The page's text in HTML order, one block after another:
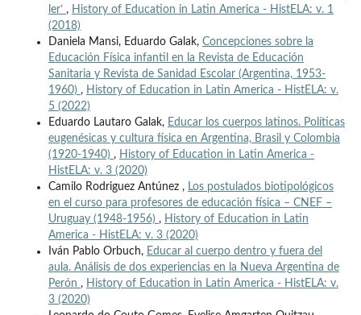
ler’ , History of Education in Latin America - HistELA: v. 1
(2018)
Daniela Mansi, Eduardo Galak, Concepciones sobre la
Educación Física infantil en la Revista de Educación
Sanitaria y Revista de Sanidad Escolar (Argentina, 1953-
1960) , History of Education in Latin America - HistELA: v.
5 (2022)
Eduardo Lautaro Galak, Educar los cuerpos latinos. Políticas
eugenésicas y cultura física en Argentina, Brasil y Colombia
(1920-1940) , History of Education in Latin America -
HistELA: v. 3 (2020)
Camilo Rodriguez Antúnez , Los postulados biotipológicos
en el curso para profesores de educación física – CNEF –
Uruguay (1948-1956) , History of Education in Latin
America - HistELA: v. 3 (2020)
Iván Pablo Orbuch, Educar al cuerpo dentro y fuera del
aula. Análisis de dos experiencias en la Nueva Argentina de
Perón , History of Education in Latin America - HistELA: v.
3 (2020)